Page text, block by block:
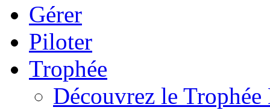
Gérer
Piloter
Trophée
Découvrez le